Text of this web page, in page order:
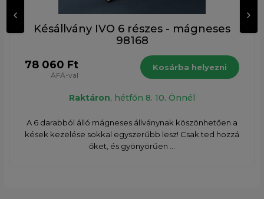
Késállvány IVO 6 részes - mágneses
98168
78 060 Ft
ÁFÁ-val
Kosárba helyezni
Raktáron, hétfőn 8. 10. Önnél
A 6 darabból álló mágneses állványnak köszönhetően a
kések kezelése sokkal egyszerűbb lesz! Csak ted hozzá
őket, és gyönyörűen ...